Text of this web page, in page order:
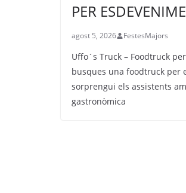
PER
agost 5, 2026 FestesMajors
Uffo´s Truck – Foodtruck
busques una foodtruck per
sorprengui els assistents
gastronòmica